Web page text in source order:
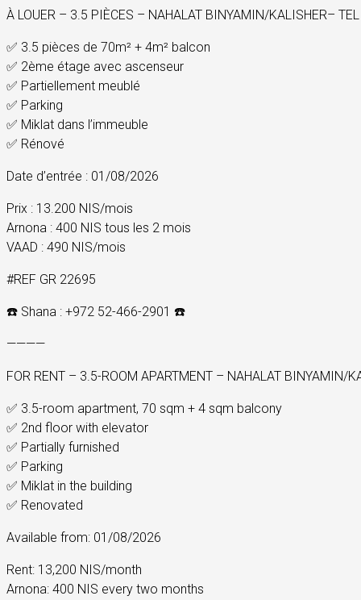
À LOUER – 3.5 PIÈCES – NAHALAT BINYAMIN/KALISHER–
✅ 3.5 pièces de 70m² + 4m² balcon
✅ 2ème étage avec ascenseur
✅ Partiellement meublé
✅ Parking
✅ Miklat dans l’immeuble
✅ Rénové
Date d’entrée : 01/08/2026
Prix : 13.200 NIS/mois
Arnona : 400 NIS tous les 2 mois
VAAD : 490 NIS/mois
#REF GR 22695
☎️ Shana : +972 52-466-2901 ☎️
————
FOR RENT – 3.5-ROOM APARTMENT – NAHALAT BINYAMIN/
✅ 3.5-room apartment, 70 sqm + 4 sqm balcony
✅ 2nd floor with elevator
✅ Partially furnished
✅ Parking
✅ Miklat in the building
✅ Renovated
Available from: 01/08/2026
Rent: 13,200 NIS/month
Arnona: 400 NIS every two months